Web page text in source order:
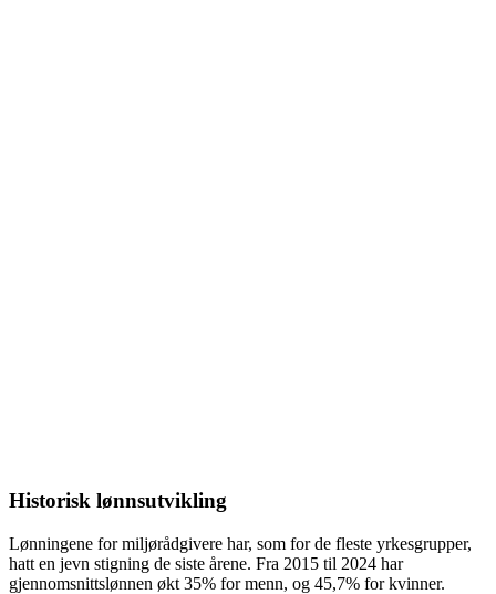
Historisk lønnsutvikling
Lønningene formiljørådgivere har, som for de fleste yrkesgrupper,
hatt en jevn stigning de siste årene. Fra 2015 til 2024 har
gjennomsnittslønnen økt 35% for menn, og 45,7% for kvinner.